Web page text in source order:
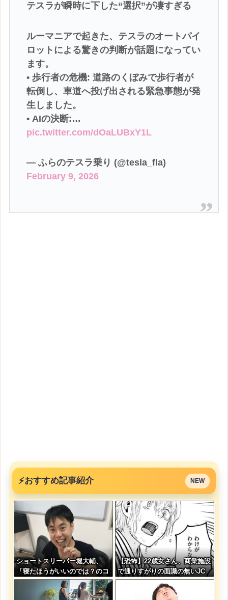
テスラが瞬時に下した“選択”が凄すぎる
ルーマニアで起きた、テスラのオートパイ
ロットによる驚きの判断が話題になってい
ます。
• 歩行者の危機: 道路のくぼみで歩行者が
転倒し、車道へ投げ出される緊急事態が発
生しました。
• AIの決断:…
pic.twitter.com/dOaLUBxY1L
— ふらのテスラ乗り (@tesla_fla)
February 9, 2026
⚡おすすめ記事紹介 NEW
ショートスリーパー堀大輔、
「寝たほうがいいのでは？のコ
メントにブチギレ
【恐怖】22歳女さん、商業施設
で通りすがりの面識の無いJC
にラリアットして逮捕されてし